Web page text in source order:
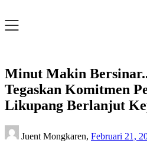
Minut Makin
Tegaskan Komitmen
Likupang Berlanjut
Juent Mongkaren, Februari 21,